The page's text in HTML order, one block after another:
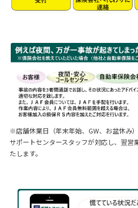
※店舗休業日（年末年始、GW、お盆休み
サポートセンタースタッフが対応し、翌
たします。